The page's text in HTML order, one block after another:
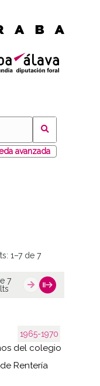
avanzada
1–7 de 7
7
1965-1970
del colegio
Rentería